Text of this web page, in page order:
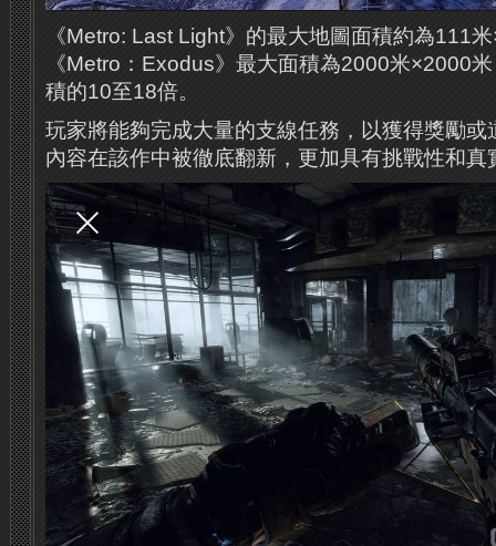
《Metro: Last Light》的最大地圖面積約為111
《Metro：Exodus》最大面積為2000米×2000
積的10至18倍。
玩家將能夠完成大量的支線任務，以獲得獎勵或
內容在該作中被徹底翻新，更加具有挑戰性和真